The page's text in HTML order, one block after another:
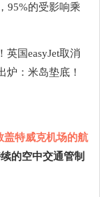
的受影响乘
盖特威克机场的航
的空中交通管制